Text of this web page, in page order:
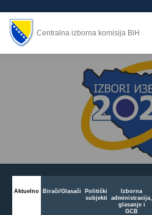
Centralna izborna komisija BiH
Aktuelno Birači/Glasači
Politički
subjekti
Izborna
administracija,
glasanje i
GCB